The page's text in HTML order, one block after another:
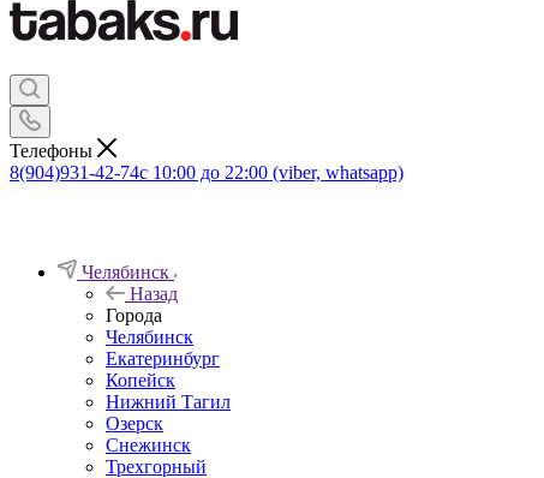
Телефоны
8(904)931-42-74с 10:00 до 22:00 (viber, whatsapp)
Челябинск
Назад
Города
Челябинск
Екатеринбург
Копейск
Нижний Тагил
Озерск
Снежинск
Трехгорный